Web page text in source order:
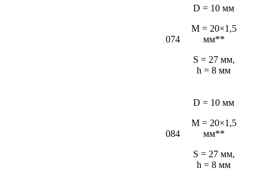
074
D = 10 мм
M = 20×1,5
мм**
S = 27 мм,
h = 8 мм
084
D = 10 мм
M = 20×1,5
мм**
S = 27 мм,
h = 8 мм